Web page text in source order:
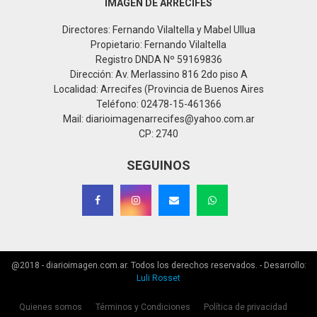
IMAGEN DE ARRECIFES
Directores: Fernando Vilaltella y Mabel Ullua
Propietario: Fernando Vilaltella
Registro DNDA Nº 59169836
Dirección: Av. Merlassino 816 2do piso A
Localidad: Arrecifes (Provincia de Buenos Aires
Teléfono: 02478-15-461366
Mail: diarioimagenarrecifes@yahoo.com.ar
CP: 2740
SEGUINOS
@2018 - diarioimagen.com.ar. Todos los derechos reservados. - Desarrollo:
Luli Rosset
Quienes somos Términos y Condiciones Política de privacidad